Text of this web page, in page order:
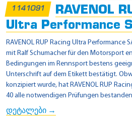
1141091
RAVENOL
Ultra Performance
RAVENOL RUP Racing Ultra Performance
mit Ralf Schumacher für den Motorsport
Bedingungen im Rennsport bestens
Unterschrift auf dem Etikett bestätigt.
konzipiert wurde, hat RAVENOL RUP
40 alle notwendigen Prüfungen
დეტალები →